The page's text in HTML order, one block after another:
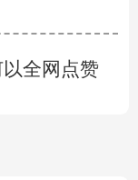
全网点赞